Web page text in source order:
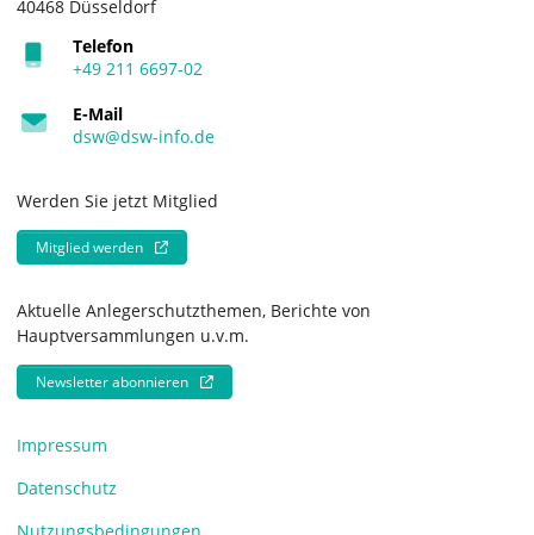
40468 Düsseldorf
Telefon
+49 211 6697-02
E-Mail
dsw@dsw-info.de
Werden Sie jetzt Mitglied
Mitglied werden
Aktuelle Anlegerschutzthemen, Berichte von
Hauptversammlungen u.v.m.
Newsletter abonnieren
Impressum
Datenschutz